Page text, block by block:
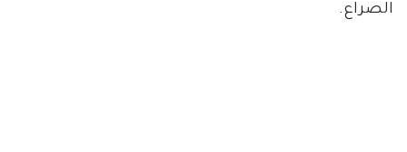
الصراع.